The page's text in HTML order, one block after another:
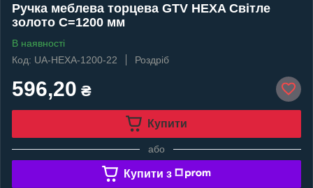
Ручка меблева торцева GTV HEXA Світле
золото C=1200 мм
В наявності
Код: UA-HEXA-1200-22
Роздріб
596,20 ₴
Купити
або
Купити з